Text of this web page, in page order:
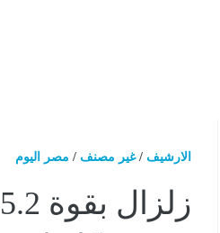
الارشيف /غير مصنف / مصر اليوم